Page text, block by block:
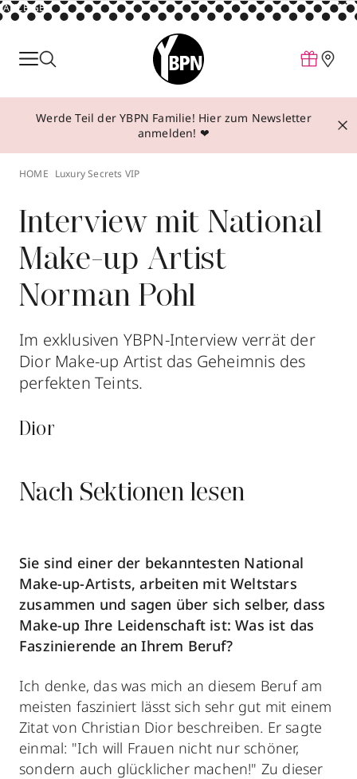
ANZEIGE
Parfum
Make-up
Behandlungen
Über YBPN
Aktionen
Storefinder
Werde Teil der YBPN Familie! Hier zum Newsletter
anmelden! ❤
HOME Luxury Secrets VIP
Interview mit National
Make-up Artist
Norman Pohl
Im exklusiven YBPN-Interview verrät der
Dior Make-up Artist das Geheimnis des
perfekten Teints.
Dior
Nach Sektionen lesen
Sie sind einer der bekanntesten National
Make-up-Artists, arbeiten mit Weltstars
zusammen und sagen über sich selber, dass
Make-up Ihre Leidenschaft ist: Was ist das
Faszinierende an Ihrem Beruf?
Ich denke, das was mich an diesem Beruf am
meisten fasziniert lässt sich sehr gut mit einem
Zitat von Christian Dior beschreiben. Er sagte
einmal: "Ich will Frauen nicht nur schöner,
sondern auch glücklicher machen!" Zu dieser